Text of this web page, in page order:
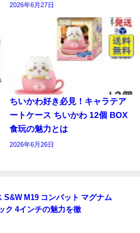
2026年6月27日
ちいかわ好き必見！キャラテア
ートケース ちいかわ 12個 BOX
食玩の魅力とは
2026年6月26日
S&W M19 コンバット マグナム
ク 4インチの魅力を徹